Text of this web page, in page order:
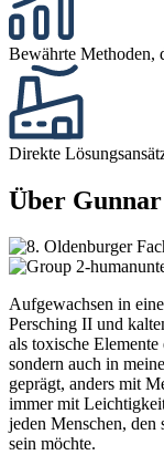
Bewährte Methoden,
Direkte
Über Gunnar
Aufgewachsen in
Persching II und
als toxische
sondern auch in
geprägt, anders mit
immer mit
jeden Menschen, den
sein möchte.